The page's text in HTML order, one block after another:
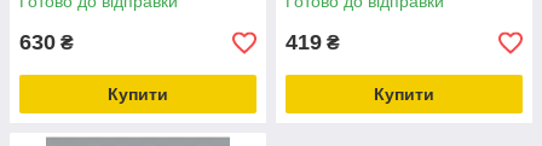
630 ₴
Купити
419 ₴
Купити